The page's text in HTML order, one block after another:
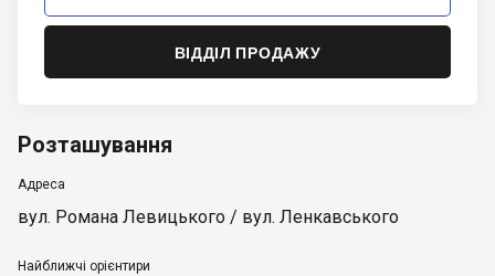
ВІДДІЛ ПРОДАЖУ
Розташування
Адреса
вул. Романа Левицького / вул. Ленкавського
Найближчі орієнтири